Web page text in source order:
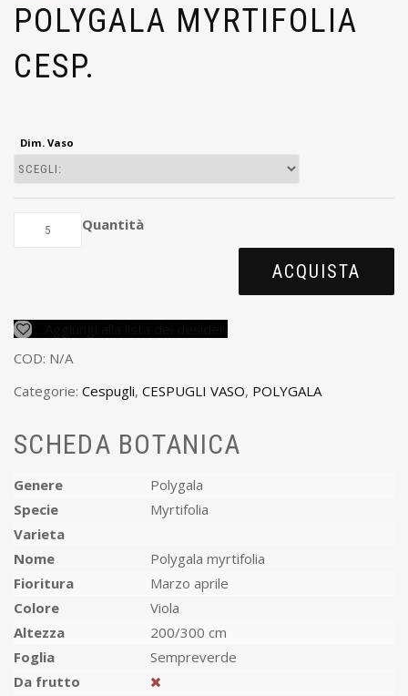
POLYGALA MYRTIFOLIA
CESP.
Dim. Vaso
Quantità
ACQUISTA
COD: N/A
Categorie: Cespugli, CESPUGLI VASO, POLYGALA
SCHEDA BOTANICA
Genere
Polygala
Specie
Myrtifolia
Varieta
Nome
Polygala myrtifolia
Fioritura
Marzo aprile
Colore
Viola
Altezza
200/300 cm
Foglia
Sempreverde
Da frutto